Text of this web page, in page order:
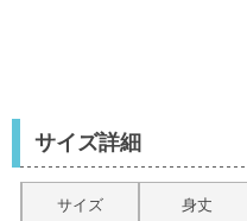
サイズ詳細
サイズ 身丈